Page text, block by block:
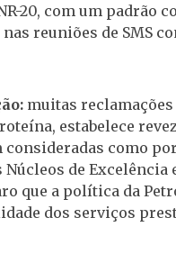
20, com um
reuniões de SMS
muitas
estabelece
como
de
que a política da
dos serviços